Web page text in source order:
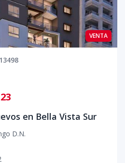
VENTA
en Bella Vista Sur
D.N.